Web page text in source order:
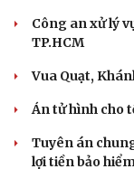
Công an xử lý
TP.HCM
Vua Quạt,
Án tử hình cho
Tuyên án
lợi tiền bảo